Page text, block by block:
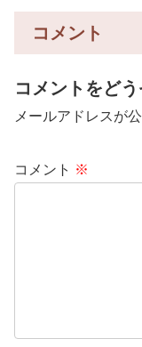
コメント
コメントをど
メールアドレスが
コメント ※